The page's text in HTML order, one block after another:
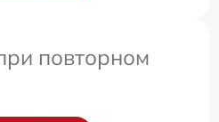
повторном